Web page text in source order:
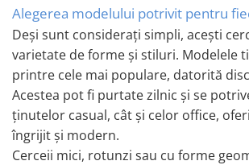
Coliere Diverse
BRĂȚĂRI
BRĂȚĂRI CU ȘNUR REGLABIL
Brățări din Aur cu șnur reglabil
Brățări din Argint cu șnur reglabil
BRĂȚĂRI CU PIETRE SEMIPREȚIOASE
Brățări din Aur cu pietre
semiprețioase
Alegerea modelului potrivit pentru
Deși sunt considerați simpli, acești
varietate de forme și stiluri. Modelele
printre cele mai populare, datorită
Acestea pot fi purtate zilnic și se
ținutelor casual, cât și celor office,
îngrijit și modern.
Cerceii mici, rotunzi sau cu forme